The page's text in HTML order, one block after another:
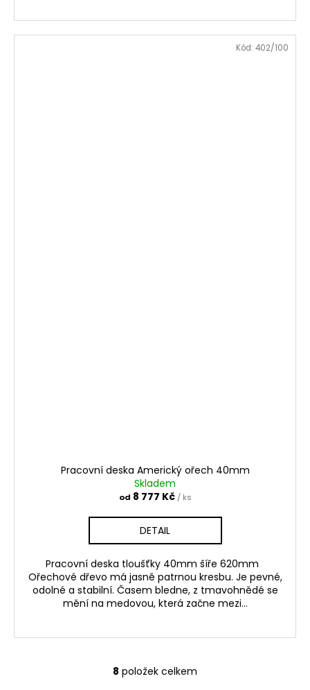
Pracovní deska Americký ořech 40mm
Skladem
od 8 777 Kč / ks
DETAIL
Pracovní deska tloušťky 40mm šíře 620mm
Ořechové dřevo má jasně patrnou kresbu. Je pevné,
odolné a stabilní. Časem bledne, z tmavohnědé se
mění na medovou, která začne mezi...
Kód: 402/100
O
8 položek celkem